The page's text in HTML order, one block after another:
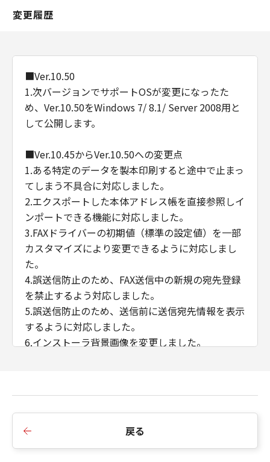
変更履歴
■Ver.10.50
1.次バージョンでサポートOSが変更になったた
め、Ver.10.50をWindows 7/ 8.1/ Server 2008用と
して公開します。
■Ver.10.45からVer.10.50への変更点
1.ある特定のデータを製本印刷すると途中で止まっ
てしまう不具合に対応しました。
2.エクスポートした本体アドレス帳を直接参照しイ
ンポートできる機能に対応しました。
3.FAXドライバーの初期値（標準の設定値）を一部
カスタマイズにより変更できるように対応しまし
た。
4.誤送信防止のため、FAX送信中の新規の宛先登録
を禁止するよう対応しました。
5.誤送信防止のため、送信前に送信宛先情報を表示
するように対応しました。
6.インストーラ背景画像を変更しました。
添付機能を使用可能にしました。
2.WSDポートにおける双方向通信に対応しまし
戻る